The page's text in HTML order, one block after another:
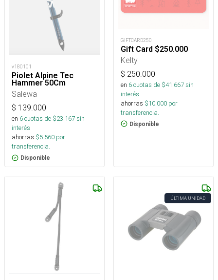
v180101
Piolet Alpine Tec
Hammer 50Cm
Salewa
$ 139.000
en 6cuotas de $23.167sin
interés
ahorras $5.560 por
transferencia.
Disponible
GIFTCARD250
Gift Card $250.000
Kelty
$ 250.000
en 6cuotas de $41.667sin
interés
ahorras $10.000 por
transferencia.
Disponible
ÚLTIMA UNIDAD